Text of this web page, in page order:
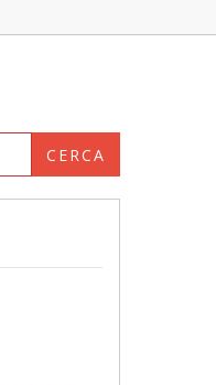
CERCA